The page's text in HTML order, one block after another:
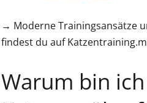
→ Moderne Trainingsansätze
findest du auf
Warum bin